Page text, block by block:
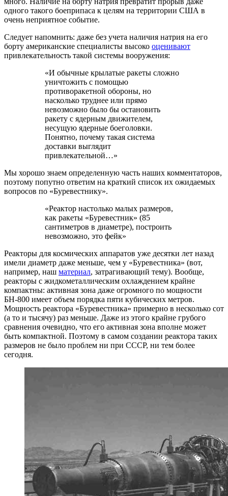
одного такого боеприпаса к целям на территории США в
очень неприятное событие.
Следует напомнить: даже без учета наличия натрия на его
борту американские специалисты высоко оценивают
привлекательность такой системы вооружения:
«И обычные крылатые ракеты сложно
уничтожить с помощью
противоракетной обороны, но
насколько труднее или прямо
невозможно было бы остановить
ракету с ядерным движителем,
несущую ядерные боеголовки.
Понятно, почему такая система
доставки выглядит
привлекательной…»
Мы хорошо знаем определенную часть наших комментаторов,
поэтому попутно ответим на краткий список их ожидаемых
вопросов по «Буревестнику».
«Реактор настолько малых размеров,
как ракеты «Буревестник» (85
сантиметров в диаметре), построить
невозможно, это фейк»
Реакторы для космических аппаратов уже десятки лет назад
имели диаметр даже меньше, чем у «Буревестника» (вот,
например, наш материал, затрагивающий тему). Вообще,
реакторы с жидкометаллическим охлаждением крайне
компактны: активная зона даже огромного по мощности
БН-800 имеет объем порядка пяти кубических метров.
Мощность реактора «Буревестника» примерно в несколько сот
(а то и тысячу) раз меньше. Даже из этого крайне грубого
сравнения очевидно, что его активная зона вполне может
быть компактной. Поэтому в самом создании реактора таких
размеров не было проблем ни при СССР, ни тем более
сегодня.